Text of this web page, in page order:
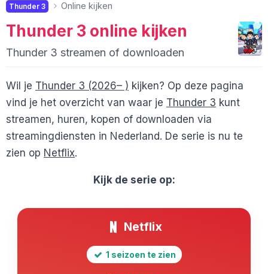
Thunder 3 Online kijken
Thunder 3 online kijken
Thunder 3 streamen of downloaden
Wil je Thunder 3 (2026– ) kijken? Op deze pagina
vind je het overzicht van waar je Thunder 3 kunt
streamen, huren, kopen of downloaden via
streamingdiensten in Nederland. De serie is nu te
zien op Netflix.
Kijk de serie op:
Netflix
1 seizoen te zien